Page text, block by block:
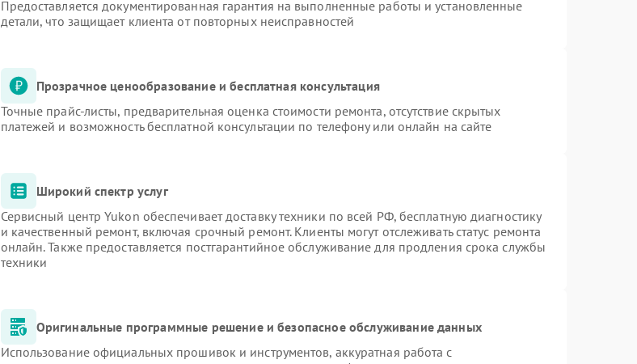
Предоставляется документированная гарантия на выполненные работы и установленные
детали, что защищает клиента от повторных неисправностей
Прозрачное ценообразование и бесплатная консультация
Точные прайс-листы, предварительная оценка стоимости ремонта, отсутствие скрытых
платежей и возможность бесплатной консультации по телефону или онлайн на сайте
Широкий спектр услуг
Сервисный центр Yukon обеспечивает доставку техники по всей РФ, бесплатную диагностику
и качественный ремонт, включая срочный ремонт. Клиенты могут отслеживать статус ремонта
онлайн. Также предоставляется постгарантийное обслуживание для продления срока службы
техники
Оригинальные программные решение и безопасное обслуживание данных
Использование официальных прошивок и инструментов, аккуратная работа с